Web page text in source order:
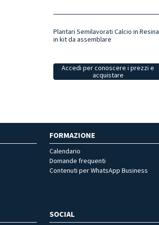
Plantari Semilavorati Calcio in Resina
in kit da assemblare
Accedi per conoscere i prezzi e
acquistare
FORMAZIONE
Calendario
Domande frequenti
Contenuti per WhatsApp Business
SOCIAL